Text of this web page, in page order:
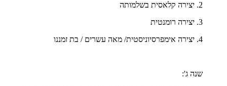
2. יצירה קלאסית בשלמותה
3. יצירה רומנטית
4. יצירה אימפרסיוניסטית/ מאה עשרים / בת זמננו
שנה ג':